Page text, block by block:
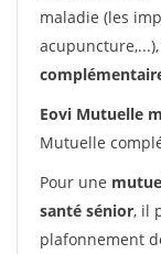
maladie (les
Eovi Mutuelle
Mutuelle
Pour une
santé sénior, il
plafonnement